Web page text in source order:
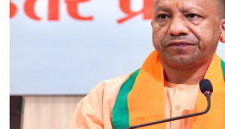
मुरादाबाद
रामपुर